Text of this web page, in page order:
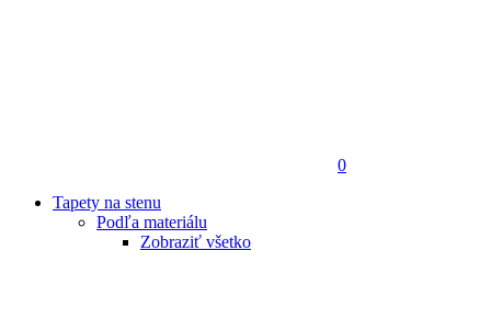
0
Tapety na stenu
Podľa materiálu
Zobraziť všetko